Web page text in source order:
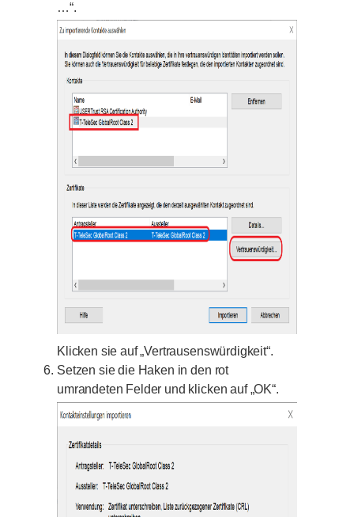
…“.
Klicken sie auf „Vertrausenswürdigkeit“.
Setzen sie die Haken in den rot
umrandeten Felder und klicken auf „OK“.